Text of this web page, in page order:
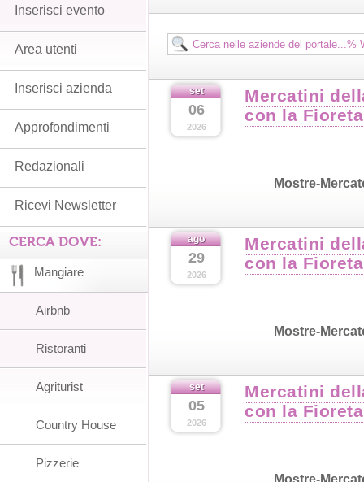
set
06
2026
Mercatini
con la Fioreta
Mostre-
ago
29
2026
Mercatini
con la Fioreta
Mostre-
set
05
2026
Mercatini
con la Fioreta
Mostre-
Inserisci evento
Area utenti
Inserisci azienda
Approfondimenti
Redazionali
Ricevi Newsletter
CERCA DOVE:
Mangiare
Airbnb
Ristoranti
Agriturist
Country House
Pizzerie